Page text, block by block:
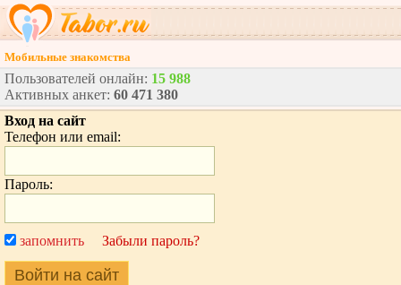
Мобильные знакомства
Пользователей онлайн: 15 988
Активных анкет: 60 471 380
Вход на сайт
Телефон или email:
Пароль:
запомнить Забыли пароль?
Войти на сайт